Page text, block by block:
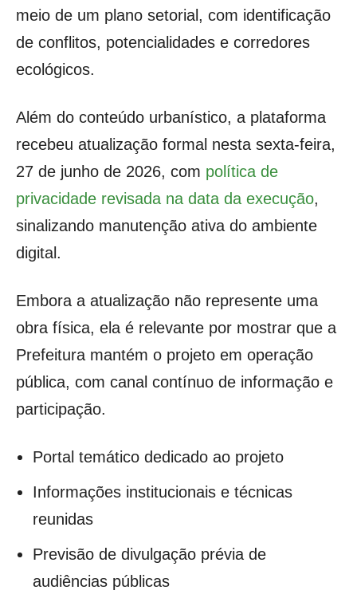
meio de um plano setorial, com identificação
de conflitos, potencialidades e corredores
ecológicos.
Além do conteúdo urbanístico, a plataforma
recebeu atualização formal nesta sexta-feira,
27 de junho de 2026, com política de
privacidade revisada na data da execução,
sinalizando manutenção ativa do ambiente
digital.
Embora a atualização não represente uma
obra física, ela é relevante por mostrar que a
Prefeitura mantém o projeto em operação
pública, com canal contínuo de informação e
participação.
Portal temático dedicado ao projeto
Informações institucionais e técnicas
reunidas
Previsão de divulgação prévia de
audiências públicas